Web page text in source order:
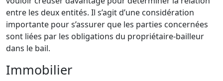
entre les deux entités. Il s’agit d’une considération
importante pour s’assurer que les parties concernées
sont liées par les obligations du propriétaire-bailleur
dans le bail.
Immobilier